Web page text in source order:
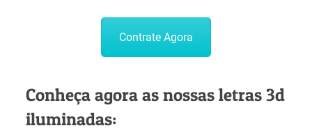
Contrate Agora
Conheça agora as nossas letras 3d
iluminadas: